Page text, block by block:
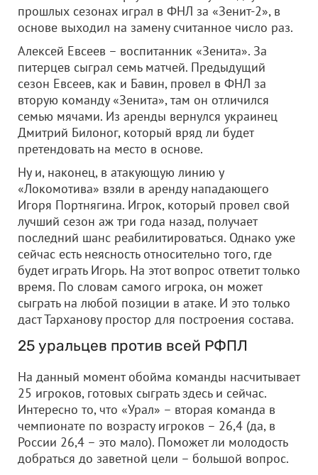
прошлых сезонах играл в ФНЛ за «Зенит-2», в
основе выходил на замену считанное число раз.
Алексей Евсеев – воспитанник «Зенита». За
питерцев сыграл семь матчей. Предыдущий
сезон Евсеев, как и Бавин, провел в ФНЛ за
вторую команду «Зенита», там он отличился
семью мячами. Из аренды вернулся украинец
Дмитрий Билоног, который вряд ли будет
претендовать на место в основе.
Ну и, наконец, в атакующую линию у
«Локомотива» взяли в аренду нападающего
Игоря Портнягина. Игрок, который провел свой
лучший сезон аж три года назад, получает
последний шанс реабилитироваться. Однако уже
сейчас есть неясность относительно того, где
будет играть Игорь. На этот вопрос ответит только
время. По словам самого игрока, он может
сыграть на любой позиции в атаке. И это только
даст Тарханову простор для построения состава.
25 уральцев против всей РФПЛ
На данный момент обойма команды насчитывает
25 игроков, готовых сыграть здесь и сейчас.
Интересно то, что «Урал» – вторая команда в
чемпионате по возрасту игроков – 26,4 (да, в
России 26,4 – это мало). Поможет ли молодость
добраться до заветной цели – большой вопрос.